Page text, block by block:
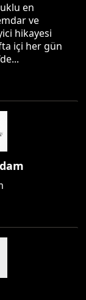
en
ve
hikayesi
içi her gün